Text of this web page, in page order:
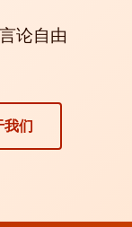
论自由
我们